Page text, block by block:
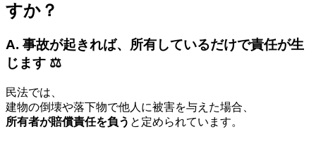
すか？
A. 事故が起きれば、所有しているだけで責任が生
じます ⚖️
民法では、
建物の倒壊や落下物で他人に被害を与えた場合、
所有者が賠償責任を負う と定められています。